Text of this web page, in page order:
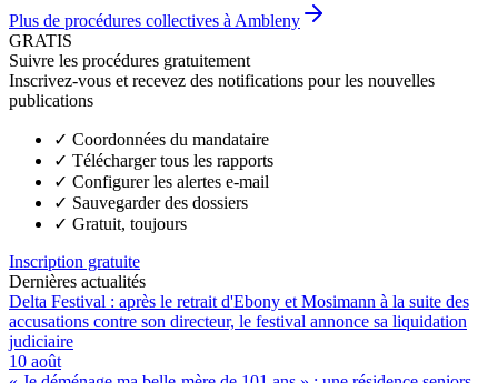
Plus de procédures collectives à Ambleny
GRATIS
Suivre les procédures gratuitement
Inscrivez-vous et recevez des notifications pour les nouvelles
publications
✓ Coordonnées du mandataire
✓ Télécharger tous les rapports
✓ Configurer les alertes e-mail
✓ Sauvegarder des dossiers
✓ Gratuit, toujours
Inscription gratuite
Dernières actualités
Delta Festival : après le retrait d'Ebony et Mosimann à la suite des
accusations contre son directeur, le festival annonce sa liquidation
judiciaire
10 août